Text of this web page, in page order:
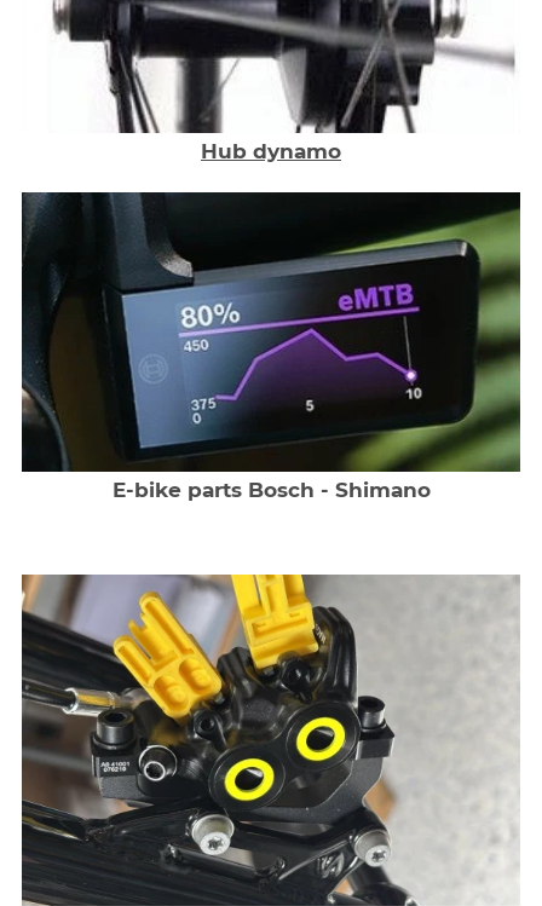
Hub dynamo
E-bike parts Bosch - Shimano